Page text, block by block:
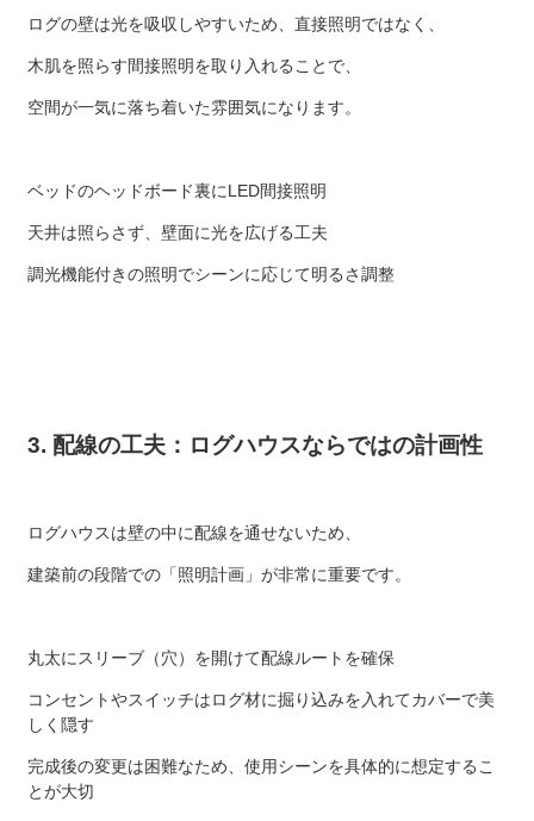
ログの壁は光を吸収しやすいため、直接照明ではなく、
木肌を照らす間接照明を取り入れることで、
空間が一気に落ち着いた雰囲気になります。
ベッドのヘッドボード裏にLED間接照明
天井は照らさず、壁面に光を広げる工夫
調光機能付きの照明でシーンに応じて明るさ調整
3. 配線の工夫：ログハウスならではの計画性
ログハウスは壁の中に配線を通せないため、
建築前の段階での「照明計画」が非常に重要です。
丸太にスリーブ（穴）を開けて配線ルートを確保
コンセントやスイッチはログ材に掘り込みを入れてカバーで美
しく隠す
完成後の変更は困難なため、使用シーンを具体的に想定するこ
とが大切